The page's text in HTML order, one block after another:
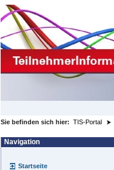
Sie befinden sich hier: TIS-Portal
Navigation
Startseite